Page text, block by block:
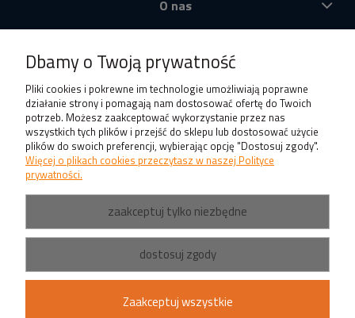
O nas
Dbamy o Twoją prywatność
Pliki cookies i pokrewne im technologie umożliwiają poprawne
działanie strony i pomagają nam dostosować ofertę do Twoich
potrzeb. Możesz zaakceptować wykorzystanie przez nas
wszystkich tych plików i przejść do sklepu lub dostosować użycie
plików do swoich preferencji, wybierając opcję "Dostosuj zgody".
Więcej o plikach cookies przeczytasz w naszej Polityce
prywatności.
zaakceptuj tylko niezbędne
dostosuj zgody
Zaakceptuj wszystkie